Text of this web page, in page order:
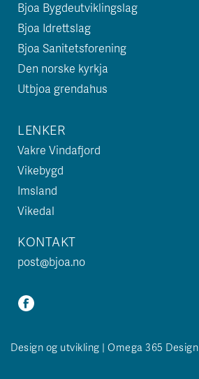
Bjoa Bygdeutviklingslag
Bjoa Idrettslag
Bjoa Sanitetsforening
Den norske kyrkja
Utbjoa grendahus
LENKER
Vakre Vindafjord
Vikebygd
Imsland
Vikedal
KONTAKT
post@bjoa.no
Design og utvikling | Omega 365 Design